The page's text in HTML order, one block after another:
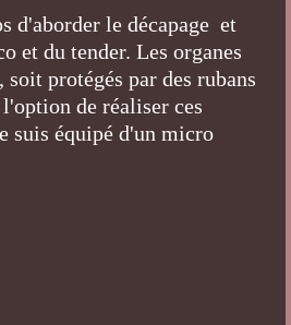
d'aborder le décapage et
et du tender. Les organes
protégés par des rubans
de réaliser ces
suis équipé d'un micro